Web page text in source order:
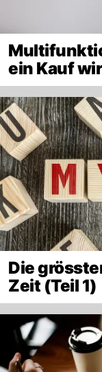
ein Kauf
Die
Zeit (Teil 1)